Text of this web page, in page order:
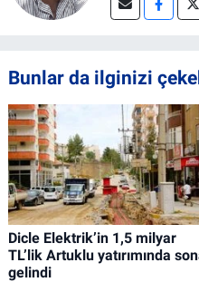
Bunlar da ilginizi
Dicle Elektrik’in 1,5 milyar
TL’lik Artuklu yatırımında
gelindi